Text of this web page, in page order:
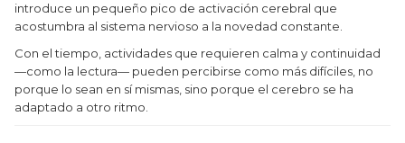
introduce un pequeño pico de activación cerebral que
acostumbra al sistema nervioso a la novedad constante.
Con el tiempo, actividades que requieren calma y continuidad
—como la lectura— pueden percibirse como más difíciles, no
porque lo sean en sí mismas, sino porque el cerebro se ha
adaptado a otro ritmo.